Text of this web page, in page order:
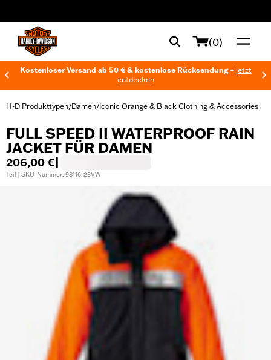
(0)
Kostenloser Versand ab 50 € & kostenlose Rücksendung – jetzt
entdecken
H-D Produkttypen/Damen/Iconic Orange & Black Clothing & Accessories
FULL SPEED II WATERPROOF RAIN
JACKET FÜR DAMEN
206,00 €
Teil | SKU-Nummer: 98116-23VW